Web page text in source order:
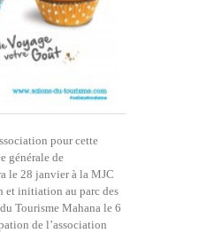
pour cette
générale de
le 28 janvier à la MJC
et initiation au parc des
Tourisme Mahana le 6
de l’association